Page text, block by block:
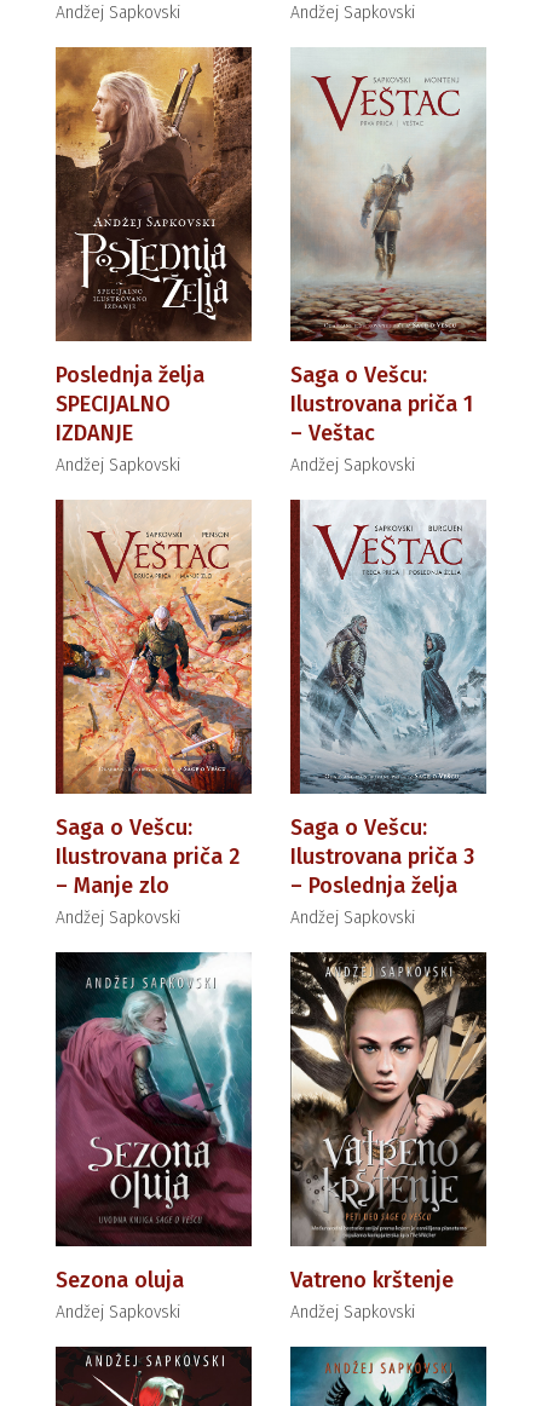
Andžej Sapkovski Andžej Sapkovski
Poslednja želja
SPECIJALNO
IZDANJE
Andžej Sapkovski
Saga o Vešcu:
Ilustrovana priča 1
– Veštac
Andžej Sapkovski
Saga o Vešcu:
Ilustrovana priča 2
– Manje zlo
Andžej Sapkovski
Saga o Vešcu:
Ilustrovana priča 3
– Poslednja želja
Andžej Sapkovski
Sezona oluja
Andžej Sapkovski
Vatreno krštenje
Andžej Sapkovski